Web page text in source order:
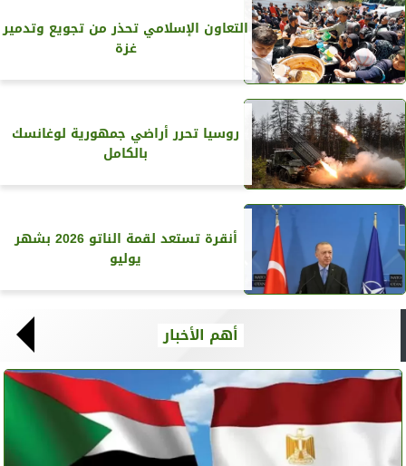
التعاون الإسلامي تحذر من تجويع وتدمير
غزة
روسيا تحرر أراضي جمهورية لوغانسك
بالكامل
أنقرة تستعد لقمة الناتو 2026 بشهر
يوليو
أهم الأخبار